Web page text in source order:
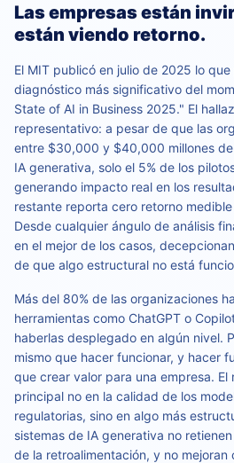
Las empresas están
están viendo retorno.
El MIT publicó en julio de 2025 lo
diagnóstico más significativo del
State of AI in Business 2025." El
representativo: a pesar de que las
entre $30,000 y $40,000 millones
IA generativa, solo el 5% de los
generando impacto real en los
restante reporta cero retorno
Desde cualquier ángulo de análisis
en el mejor de los casos,
de que algo estructural no está
Más del 80% de las organizaciones
herramientas como ChatGPT o
haberlas desplegado en algún nivel.
mismo que hacer funcionar, y hacer
que crear valor para una empresa.
principal no en la calidad de los
regulatorias, sino en algo más
sistemas de IA generativa no
de la retroalimentación, y no